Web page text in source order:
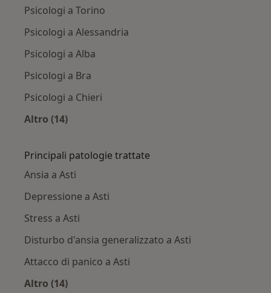
Psicologi a Torino
Psicologi a Alessandria
Psicologi a Alba
Psicologi a Bra
Psicologi a Chieri
Altro (14)
Principali patologie trattate
Ansia a Asti
Depressione a Asti
Stress a Asti
Disturbo d'ansia generalizzato a Asti
Attacco di panico a Asti
Altro (14)